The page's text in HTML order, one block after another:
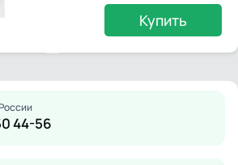
Купить
44-56